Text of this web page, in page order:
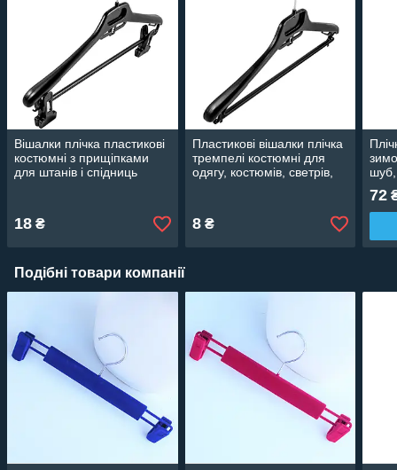
Вішалки плічка пластикові
костюмні з прищіпками
для штанів і спідниць
18 ₴
Пластикові вішалки плічка
тремпелі костюмні для
одягу, костюмів, светрів,
8₴
шуб,
72
Подібні товари компанії